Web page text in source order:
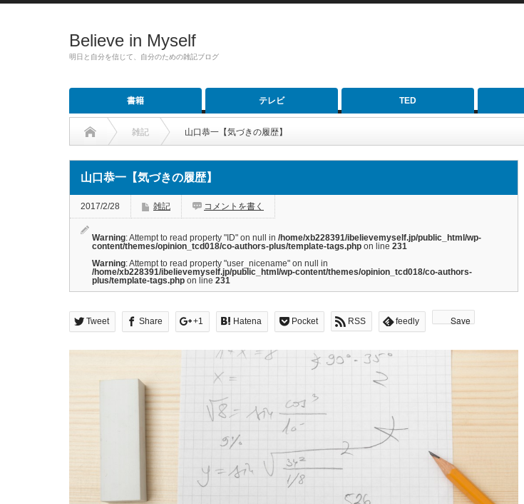
Believe in Myself
明日と自分を信じて、自分のための雑記ブログ
書籍 テレビ TED
雑記 山口恭一【気づきの履歴】
山口恭一【気づきの履歴】
2017/2/28 雑記 コメントを書く
Warning: Attempt to read property "ID" on null in /home/xb228391/ibelievemyself.jp/public_html/wp-
content/themes/opinion_tcd018/co-authors-plus/template-tags.php on line 231
Warning: Attempt to read property "user_nicename" on null in
/home/xb228391/ibelievemyself.jp/public_html/wp-content/themes/opinion_tcd018/co-authors-
plus/template-tags.php on line 231
Tweet Share +1 Hatena Pocket RSS feedly Save